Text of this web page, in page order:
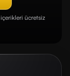
ücretsiz